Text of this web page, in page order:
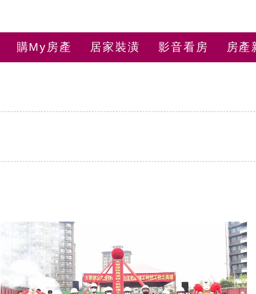
購My房產 居家裝潢 影音看房 房產